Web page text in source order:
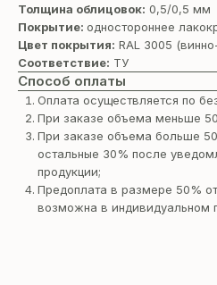
Толщина облицовок: 0,5/0,5 мм
Покрытие: одностороннее
Цвет покрытия: RAL 3005
Соответствие: ТУ
Способ оплаты
Оплата осуществляется по
При заказе объема меньше
При заказе объема больше
остальные 30% после
продукции;
Предоплата в размере 50%
возможна в индивидуальном